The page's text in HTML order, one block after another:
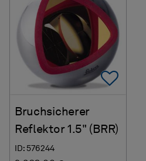
Bruchsicherer
Reflektor 1.5" (BRR)
ID: 576244